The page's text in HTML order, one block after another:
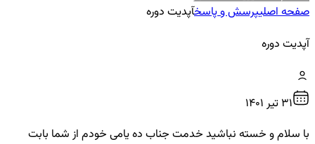
صفحه اصلیپرسش و پاسخآپدیت دوره
آپدیت دوره
31 تير ۱۴۰۱
با سلام و خسته نباشید خدمت جناب ده یامی خودم از شما بابت